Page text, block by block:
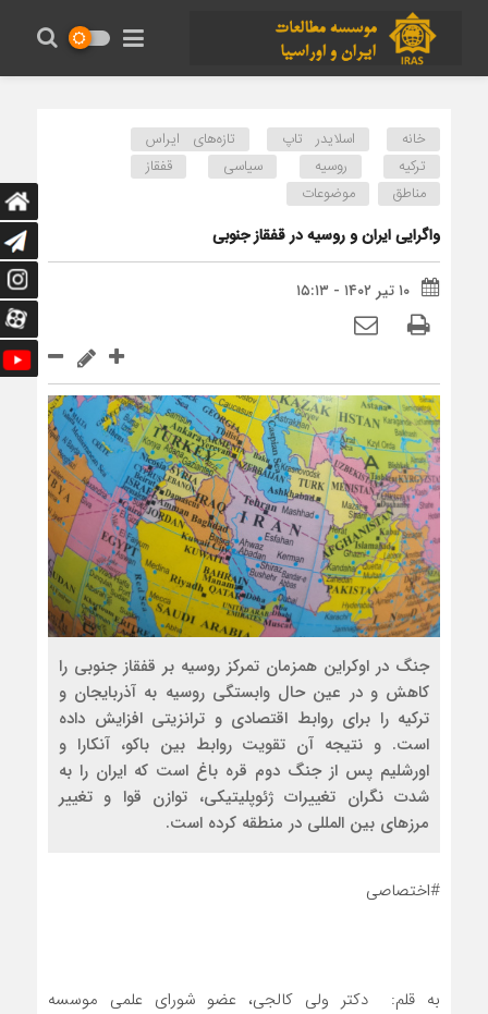
خانه اسلایدر تاپ
تازه‌های ایراس
ترکیه
روسیه سیاسی
قفقاز
مناطق
موضوعات
واگرایی ایران و روسیه در قفقاز جنوبی
۱۰ تیر ۱۴۰۲ - ۱۵:۱۳
جنگ در اوکراین همزمان تمرکز روسیه بر قفقاز جنوبی را
کاهش و در عین حال وابستگی روسیه به آذربایجان و
ترکیه را برای روابط اقتصادی و ترانزیتی افزایش داده
است. و نتیجه آن تقویت روابط بین باکو، آنکارا و
اورشلیم پس از جنگ دوم قره باغ است که ایران را به
شدت نگران تغییرات ژئوپلیتیکی، توازن قوا و تغییر
مرزهای بین المللی در منطقه کرده است.
#اختصاصی
به قلم: دکتر ولی کالجی، عضو شورای علمی موسسه